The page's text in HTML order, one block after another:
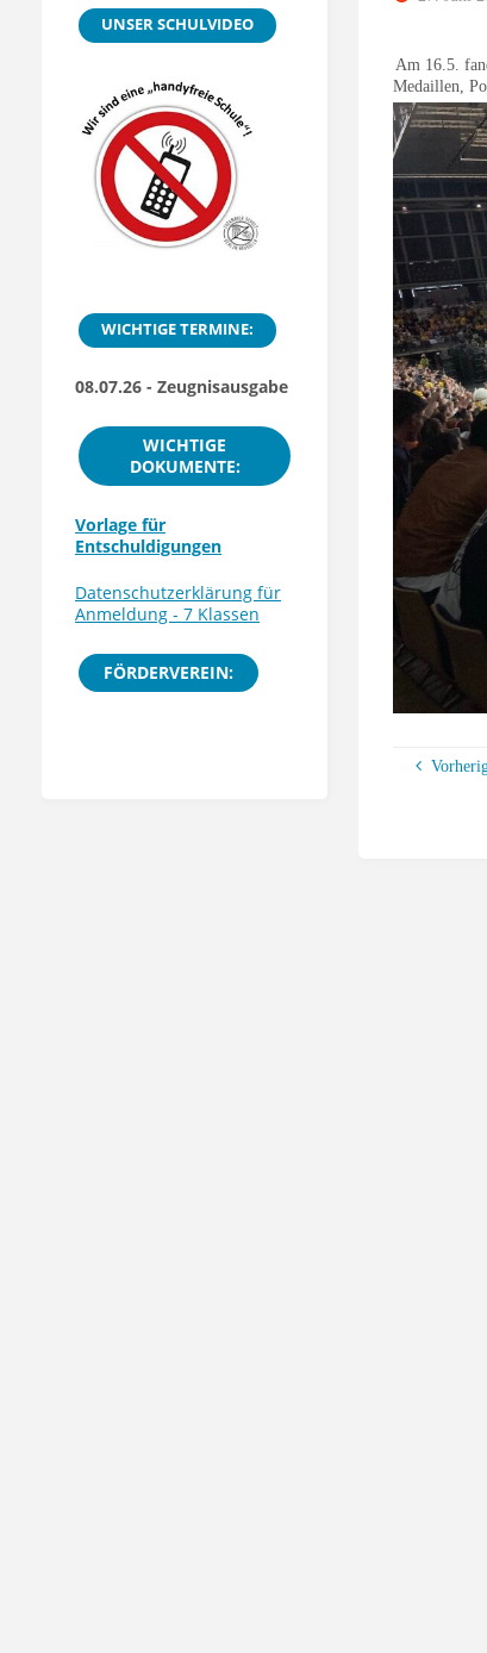
Am 16.5.
Medaillen,
UNSER SCHULVIDEO
WICHTIGE TERMINE:
08.07.26 - Zeugnisausgabe
WICHTIGE
DOKUMENTE:
Vorlage für
Entschuldigungen
Datenschutzerklärung für
Anmeldung - 7 Klassen
FÖRDERVEREIN: